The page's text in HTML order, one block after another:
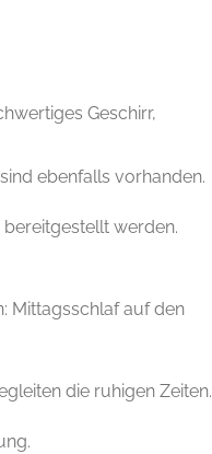
Geschirr,
ebenfalls vorhanden.
werden.
Mittagsschlaf auf den
die ruhigen Zeiten.